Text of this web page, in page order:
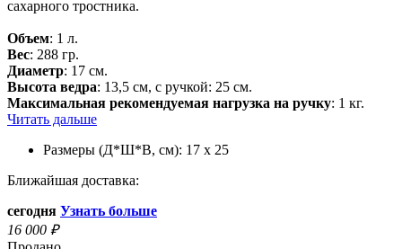
сахарного тростника.
Объем: 1 л.
Вес: 288 гр.
Диаметр: 17 см.
Высота ведра: 13,5 см, с ручкой: 25 см.
Максимальная рекомендуемая нагрузка на ручку: 1 кг.
Читать дальше
Размеры (Д*Ш*В, см): 17 x 25
Ближайшая доставка:
сегодня Узнать больше
16 000 ₽